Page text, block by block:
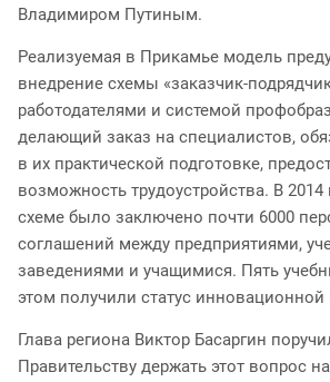
Владимиром Путиным.
Реализуемая в Прикамье модель
внедрение схемы «заказчик-
работодателями и системой
делающий заказ на специалистов,
в их практической подготовке,
возможность трудоустройства. В 2014
схеме было заключено почти 6000
соглашений между предприятиями,
заведениями и учащимися. Пять
этом получили статус
Глава региона Виктор Басаргин
Правительству держать этот вопрос